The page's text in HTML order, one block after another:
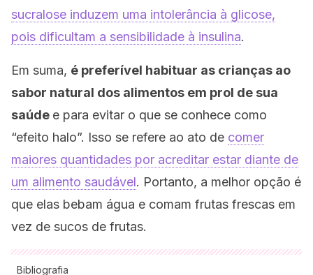
sucralose induzem uma intolerância à glicose,
pois dificultam a sensibilidade à insulina.
Em suma, é preferível habituar as crianças ao
sabor natural dos alimentos em prol de sua
saúde e para evitar o que se conhece como
“efeito halo”. Isso se refere ao ato de comer
maiores quantidades por acreditar estar diante de
um alimento saudável. Portanto, a melhor opção é
que elas bebam água e comam frutas frescas em
vez de sucos de frutas.
Bibliografia